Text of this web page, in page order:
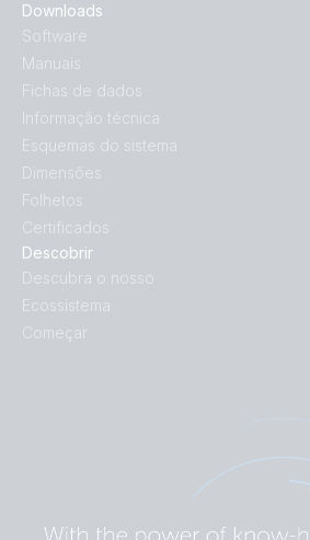
Descobrir
Descubra o nosso
Ecossistema
Começar
Downloads
Software
Manuais
Fichas de dados
Informação técnica
Esquemas do sistema
Dimensões
Folhetos
Certificados